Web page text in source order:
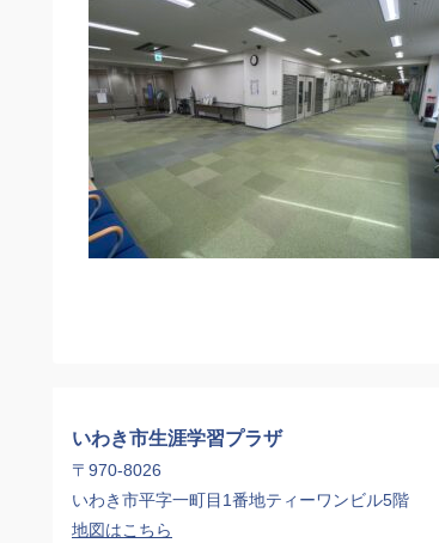
いわき市生涯学習プラザ
〒970-8026
いわき市平字一町目1番地ティーワンビル5階
地図はこちら